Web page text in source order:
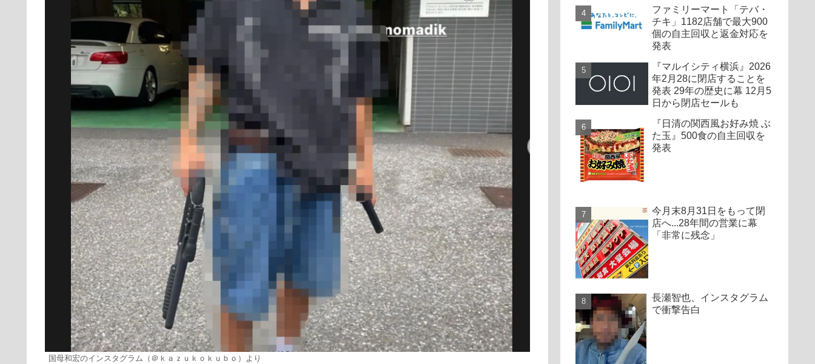
国母和宏のインスタグラム（＠ｋａｚｕｋｏｋｕｂｏ）より
ファミリーマート「テバ・
チキ」1182店舗で最大900
個の自主回収と返金対応を
発表
『マルイシティ横浜』2026
年2月28に閉店することを
発表 29年の歴史に幕 12月5
日から閉店セールも
『日清の関西風お好み焼 ぶ
た玉』500食の自主回収を
発表
今月末8月31日をもって閉
店へ...28年間の営業に幕
「非常に残念」
長瀬智也、インスタグラム
で衝撃告白